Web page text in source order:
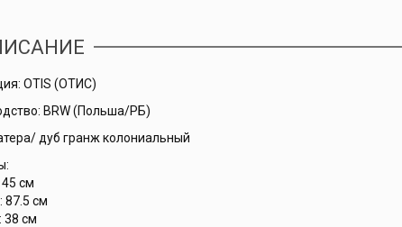
OTIS (ОТИС)
BRW (Польша/РБ)
дуб гранж колониальный
см
87.5 см
38 см